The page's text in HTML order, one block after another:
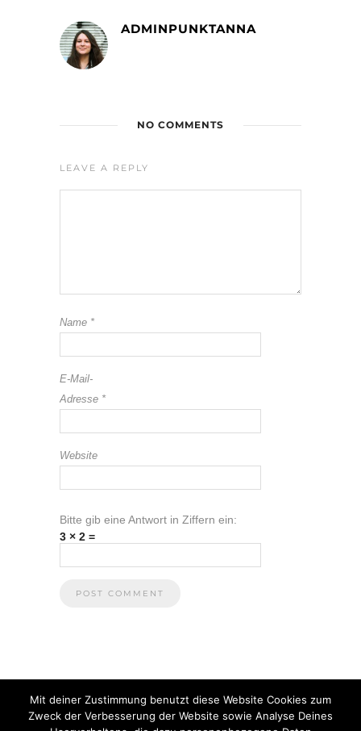
ADMINPUNKTANNA
NO COMMENTS
LEAVE A REPLY
Name *
E-Mail-
Adresse *
Website
Bitte gib eine Antwort in Ziffern ein:
3 × 2 =
Mit deiner Zustimmung benutzt diese Website Cookies zum
Zweck der Verbesserung der Website sowie Analyse Deines